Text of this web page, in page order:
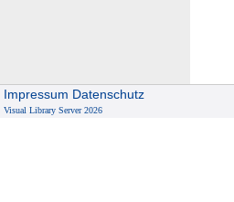
Impressum Datenschutz
Visual Library Server 2026